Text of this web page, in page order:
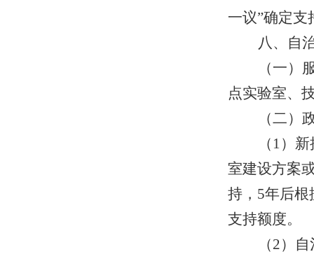
一议”确定
八、自
（一）
点实验室、
（二）
（1）
室建设方案
持，5年后根
支持额度。
（2）